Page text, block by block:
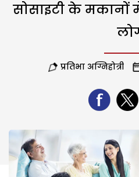
सोसाइटी के मकानों
प्रतिभा अग्निहोत्री